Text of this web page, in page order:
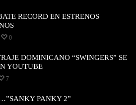
RECORD EN ESTRENOS
0
DOMINICANO “SWINGERS” SE
YOUTUBE
7
PANKY 2”